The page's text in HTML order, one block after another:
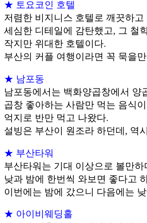
★ 토요코인 호텔
저렴한 비지니스 호텔로 깨끗하고
세심한 디테일에 감탄했고, 그 철
작지만 위대한 호텔이다.
부산의 커플 여행이라면 꼭 묵을
★ 남포동
남포동에서는 백화양곱창에서 양
곱창 좋아하는 사람만 먹는 음식
억지로 반만 먹고 나왔다.
설빙은 부산이 원조라 하던데, 역
★ 부산타워
부산타워는 기대 이상으로 볼만하
낮과 밤에 한번씩 와보면 좋다고
이번에는 밤에 갔으니 다음에는
★ 아이비웨딩홀